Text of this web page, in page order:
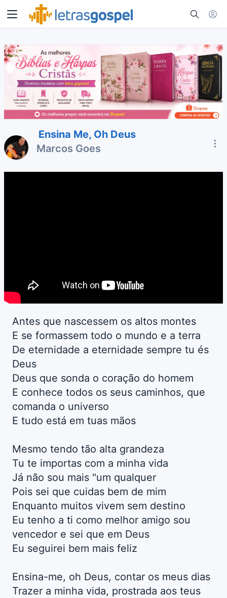
Ensina Me, Oh Deus
Marcos Goes
Antes que nascessem os altos montes
E se formassem todo o mundo e a terra
De eternidade a eternidade sempre tu és
Deus
Deus que sonda o coração do homem
E conhece todos os seus caminhos, que
comanda o universo
E tudo está em tuas mãos
Mesmo tendo tão alta grandeza
Tu te importas com a minha vida
Já não sou mais "um qualquer
Pois sei que cuidas bem de mim
Enquanto muitos vivem sem destino
Eu tenho a ti como melhor amigo sou
vencedor e sei que em Deus
Eu seguirei bem mais feliz
Ensina-me, oh Deus, contar os meus dias
Trazer a minha vida, prostrada aos teus